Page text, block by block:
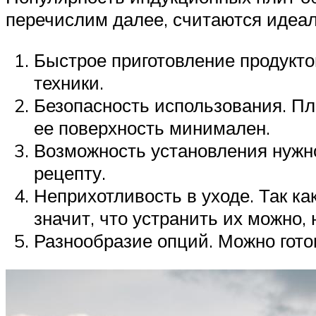
перечислим далее, считаются
Быстрое приготовление
техники.
Безопасность использования.
ее поверхность минимален.
Возможность установления
рецепту.
Неприхотливость в уходе. Так
значит, что устранить их
Разнообразие опций. Можно